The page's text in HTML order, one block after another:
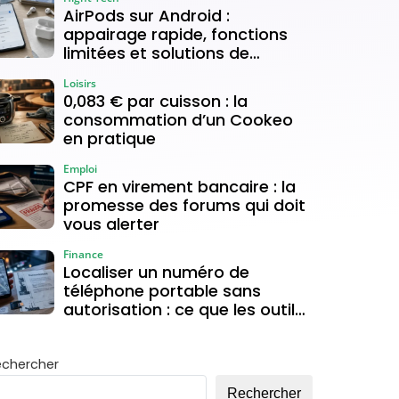
AirPods sur Android :
appairage rapide, fonctions
limitées et solutions de
0,083 € par cuisson : la
consommation d’un Cookeo
en pratique
Loisirs
CPF en virement bancaire : la
promesse des forums qui doit
vous alerter
Emploi
Localiser un numéro de
téléphone portable sans
autorisation : ce que les outils
Finance
Rechercher